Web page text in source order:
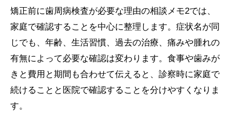
矯正前に歯周病検査が必要な理由の相談メモ2では、
家庭で確認することを中心に整理します。症状名が同
じでも、年齢、生活習慣、過去の治療、痛みや腫れの
有無によって必要な確認は変わります。食事や歯みが
きと費用と期間も合わせて伝えると、診察時に家庭で
続けることと医院で確認することを分けやすくなりま
す。